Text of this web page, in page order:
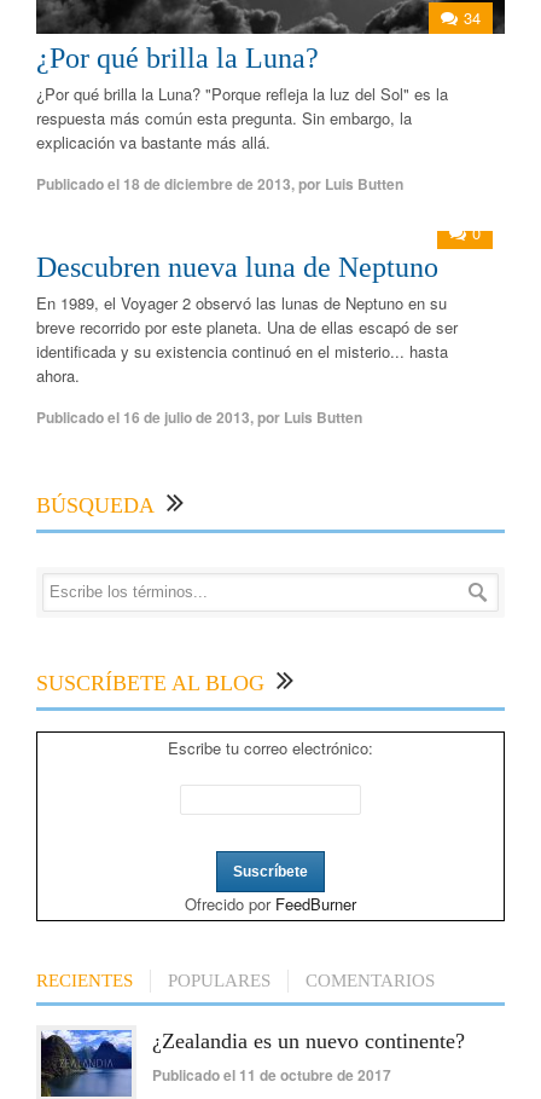
34
¿Por qué brilla la Luna?
¿Por qué brilla la Luna? "Porque refleja la luz del Sol" es la
respuesta más común esta pregunta. Sin embargo, la
explicación va bastante más allá.
Publicado el 18 de diciembre de 2013,por Luis Butten
0
Descubren nueva luna de Neptuno
En 1989, el Voyager 2 observó las lunas de Neptuno en su
breve recorrido por este planeta. Una de ellas escapó de ser
identificada y su existencia continuó en el misterio... hasta
ahora.
Publicado el 16 de julio de 2013,por Luis Butten
BÚSQUEDA
SUSCRÍBETE AL BLOG
Escribe tu correo electrónico:
Ofrecido por FeedBurner
RECIENTES POPULARES COMENTARIOS
¿Zealandia es un nuevo continente?
Publicado el 11 de octubre de 2017